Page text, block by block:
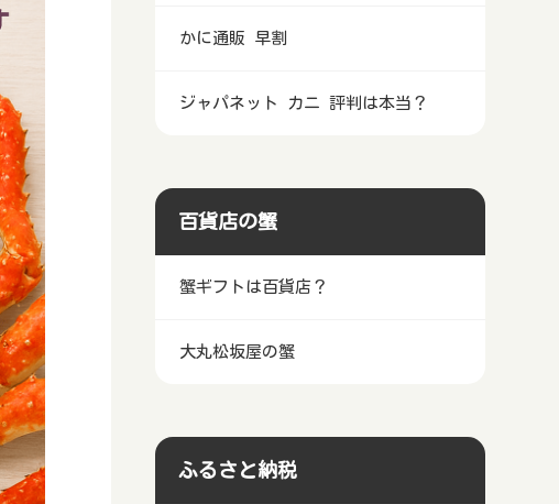
かに通販 早割
ジャパネット カニ 評判は本当？
百貨店の蟹
蟹ギフトは百貨店？
大丸松坂屋の蟹
ふるさと納税